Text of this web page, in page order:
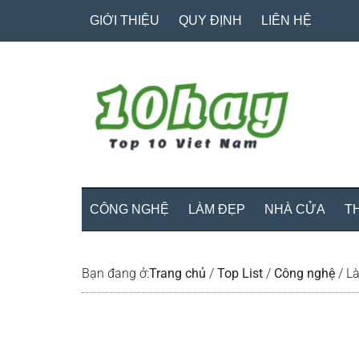
GIỚI THIỆU QUY ĐỊNH LIÊN HỆ
CÔNG NGHỆ LÀM ĐẸP NHÀ CỬA
Bạn đang ở:Trang chủ / Top List / Công nghệ /